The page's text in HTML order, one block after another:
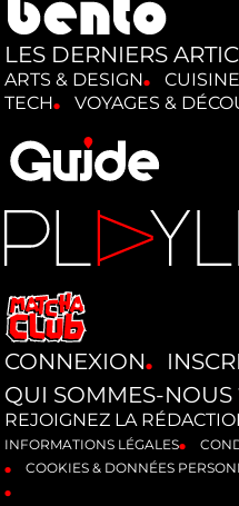
LES DERNIERS
ARTS & DESIGN
TECH
VOYAGES &
CONNEXION
QUI SOMMES-NOUS
REJOIGNEZ LA
INFORMATIONS LÉGALES
COOKIES & DONNÉES